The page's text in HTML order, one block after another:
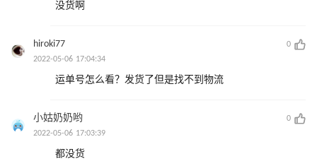
没货啊
hiroki77
0
2022-05-06 17:04:34
运单号怎么看？发货了但是找不到物流
小姑奶奶哟
0
2022-05-06 17:03:39
都没货